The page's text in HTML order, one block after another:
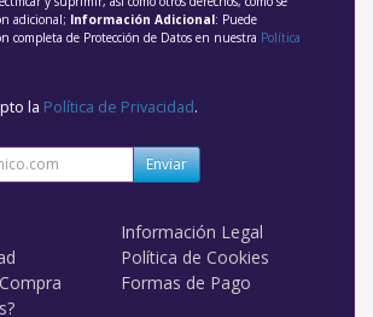
adicional; Información Adicional: Puede
completa de Protección de Datos en nuestra Política
la Política de Privacidad.
Enviar
Información Legal
Política de Cookies
Formas de Pago